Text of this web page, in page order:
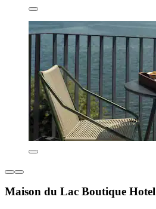
Maison du Lac Boutique Hotel